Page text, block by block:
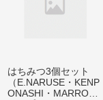
はちみつ3個セット
（E.NARUSE・KENP
ONASHI・MARRONN